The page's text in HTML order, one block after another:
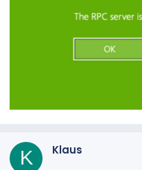
K Klaus